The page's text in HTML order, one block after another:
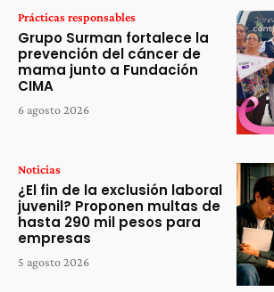
Prácticas responsables
Grupo Surman fortalece la
prevención del cáncer de
mama junto a Fundación
CIMA
6 agosto 2026
Noticias
¿El fin de la exclusión laboral
juvenil? Proponen multas de
hasta 290 mil pesos para
empresas
5 agosto 2026